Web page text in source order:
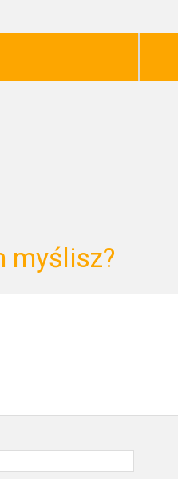
myślisz?